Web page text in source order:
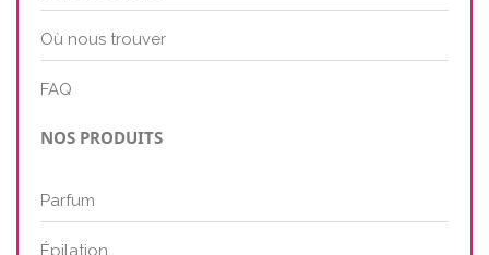
Où nous trouver
FAQ
NOS PRODUITS
Parfum
Épilation